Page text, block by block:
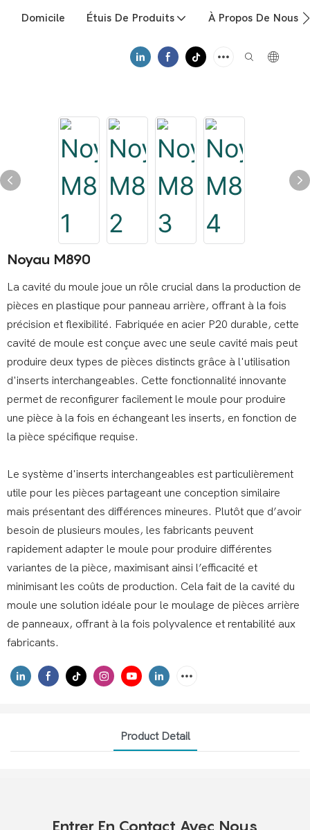
Domicile Étuis De Produits À Propos De Nous
Noyau M890
La cavité du moule joue un rôle crucial dans la production de
pièces en plastique pour panneau arrière, offrant à la fois
précision et flexibilité. Fabriquée en acier P20 durable, cette
cavité de moule est conçue avec une seule cavité mais peut
produire deux types de pièces distincts grâce à l'utilisation
d'inserts interchangeables. Cette fonctionnalité innovante
permet de reconfigurer facilement le moule pour produire
une pièce à la fois en échangeant les inserts, en fonction de
la pièce spécifique requise.
Le système d'inserts interchangeables est particulièrement
utile pour les pièces partageant une conception similaire
mais présentant des différences mineures. Plutôt que d’avoir
besoin de plusieurs moules, les fabricants peuvent
rapidement adapter le moule pour produire différentes
variantes de la pièce, maximisant ainsi l’efficacité et
minimisant les coûts de production. Cela fait de la cavité du
moule une solution idéale pour le moulage de pièces arrière
de panneaux, offrant à la fois polyvalence et rentabilité aux
fabricants.
Product Detail
Entrer En Contact Avec Nous